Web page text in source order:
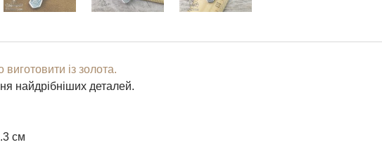
із золота.
найдрібніших деталей.
см